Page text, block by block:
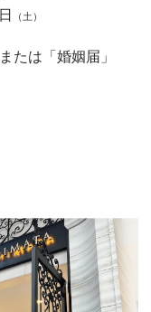
（土）
たは「婚姻届」